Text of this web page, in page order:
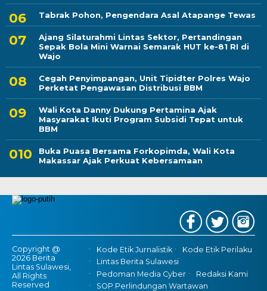
Tabrak Pohon, Pengendara Asal Atapange Tewas
Ajang Silaturahmi Lintas Sektor, Pertandingan
Sepak Bola Mini Warnai Semarak HUT ke-81 RI di
Wajo
Cegah Penyimpangan, Unit Tipidter Polres Wajo
Perketat Pengawasan Distribusi BBM
Wali Kota Danny Dukung Pertamina Ajak
Masyarakat Ikuti Program Subsidi Tepat untuk
BBM
Buka Puasa Bersama Forkopimda, Wali Kota
Makassar Ajak Perkuat Kebersamaan
Copyright @
2026 Berita
Lintas Sulawesi,
All Rights
Reserved
Kode Etik Jurnalistik
Kode Etik Perilaku
Lintas Berita Sulawesi
Pedoman Media Cyber
Redaksi Kami
SOP Perlindungan Wartawan